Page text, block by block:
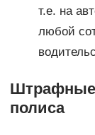
т.е. на
любой
Штрафные
полиса